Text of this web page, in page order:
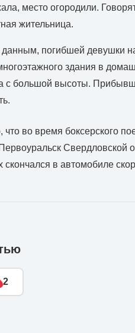
место огородили.
жительница.
погибшей девушки
здания в
с большой высоты.
что во время боксерского
Свердловской
скончался в автомобиле
2